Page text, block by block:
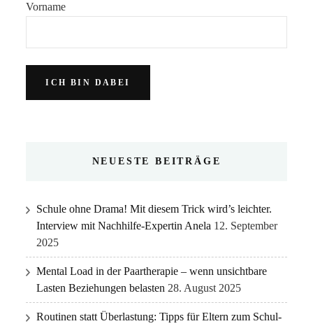
Vorname
NEUESTE BEITRÄGE
Schule ohne Drama! Mit diesem Trick wird’s leichter.
Interview mit Nachhilfe-Expertin Anela 12. September
2025
Mental Load in der Paartherapie – wenn unsichtbare
Lasten Beziehungen belasten 28. August 2025
Routinen statt Überlastung: Tipps für Eltern zum Schul-